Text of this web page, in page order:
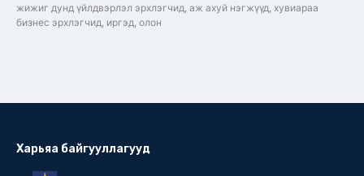
жижиг дунд үйлдвэрлэл эрхлэгчид, аж ахуй нэгжүүд, хувиараа
бизнес эрхлэгчид, иргэд, олон
Харьяа байгууллагууд